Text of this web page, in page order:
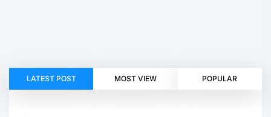
LATEST POST MOST VIEW POPULAR